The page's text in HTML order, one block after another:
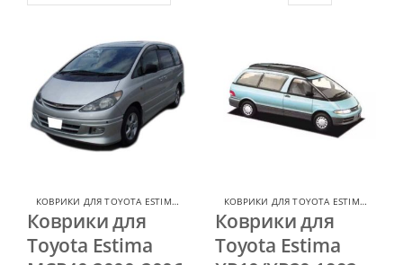
КОВРИКИ ДЛЯ TOYOTA ESTIMA, КОВРИКИ ДЛЯ TOYOTA
Коврики для
Toyota Estima
КОВРИКИ ДЛЯ TOYOTA ESTIMA,
Коврики для
Toyota Estima